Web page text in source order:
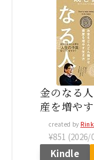
金のなる
産を増や
created by
¥851 (2026/
Kindle